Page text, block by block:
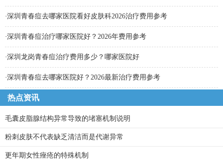
·深圳青春痘去哪家医院看好皮肤科2026治疗费用参考
·深圳青春痘治疗哪家医院好？2026年费用参考
·深圳龙岗青春痘治疗费用多少？哪家医院好
·深圳青春痘去哪家医院好？2026最新治疗费用参考
热点资讯
毛囊皮脂腺结构异常导致的堵塞机制说明
粉刺皮肤不代表缺乏清洁而是代谢异常
更年期女性痤疮的特殊机制